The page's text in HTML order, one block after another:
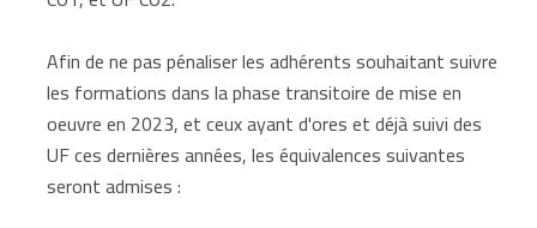
Afin de ne pas pénaliser les adhérents souhaitant suivre
les formations dans la phase transitoire de mise en
oeuvre en 2023, et ceux ayant d'ores et déjà suivi des
UF ces dernières années, les équivalences suivantes
seront admises :